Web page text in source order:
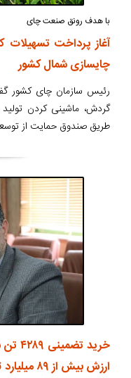
با هدف رونق صنعت چای
آغاز پرداخت تسهیلات
چایسازی شمال کشور
رئیس سازمان چای کشور
گردش، ماشینی کردن
طریق صندوق حمایت از
خرید
ارزش بیش از ۸۹ میلیارد تومان